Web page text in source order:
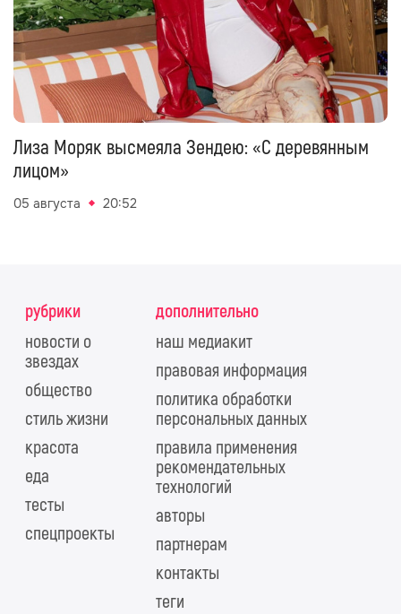
Лиза Моряк высмеяла Зендею: «С деревянным
лицом»
05 августа 20:52
рубрики
новости о
звездах
общество
стиль жизни
красота
еда
тесты
спецпроекты
дополнительно
наш медиакит
правовая информация
политика обработки
персональных данных
правила применения
рекомендательных
технологий
авторы
партнерам
контакты
теги